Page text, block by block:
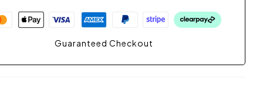
Guaranteed Checkout